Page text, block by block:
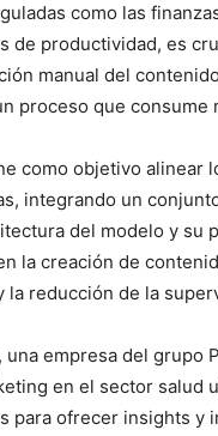
como las
de productividad, es
manual del
proceso que consume
como objetivo alinear
integrando un
del modelo y su
la creación de
la reducción de la
una empresa del
en el sector salud
para ofrecer insights y